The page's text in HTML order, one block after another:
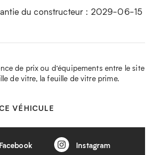
du constructeur : 2029-06-15
de prix ou d’équipements entre le site
de vitre, la feuille de vitre prime.
VÉHICULE
Facebook Instagram